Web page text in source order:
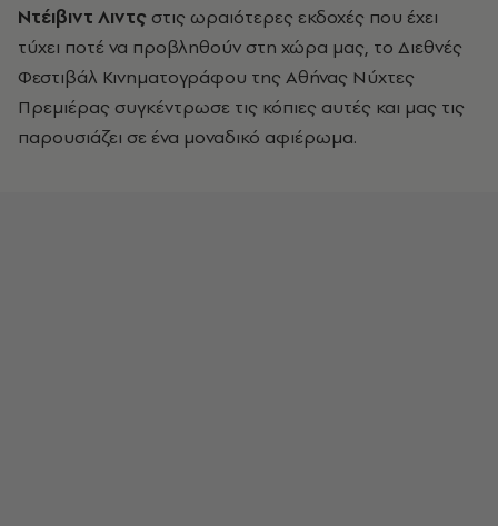
Ντέιβιντ Λιντς στις ωραιότερες εκδοχές που έχει
τύχει ποτέ να προβληθούν στη χώρα μας, το Διεθνές
Φεστιβάλ Κινηματογράφου της Αθήνας Νύχτες
Πρεμιέρας συγκέντρωσε τις κόπιες αυτές και μας τις
παρουσιάζει σε ένα μοναδικό αφιέρωμα.